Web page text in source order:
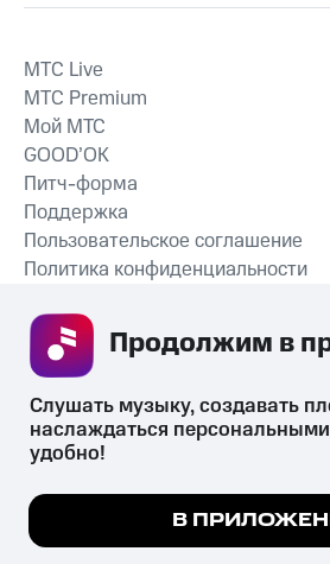
СКАЧАТЬ
MTС Live
MTС Premium
Мой МТС
GOOD’OK
Питч-форма
Поддержка
Пользовательское соглашение
Политика конфиденциальности
психотропных веществ, их аналогов
их незаконный оборот запрещён и
законодательством ответственность.
Мы используем куки, чтобы на
Подробнее
Слушать музыку, создавать
наслаждаться
удобно!
В